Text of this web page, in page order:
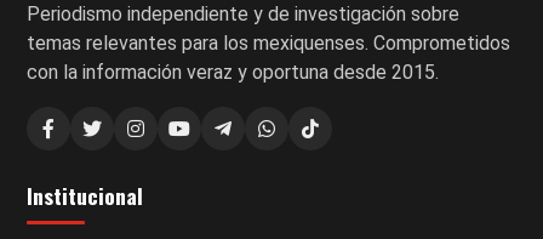
Periodismo independiente y de investigación sobre
temas relevantes para los mexiquenses. Comprometidos
con la información veraz y oportuna desde 2015.
Institucional